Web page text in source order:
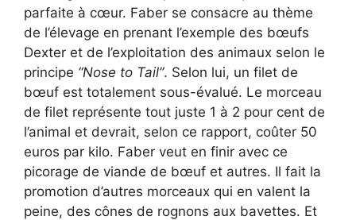
parfaite à cœur. Faber se consacre au thème
de l’élevage en prenant l’exemple des bœufs
Dexter et de l’exploitation des animaux selon le
principe “Nose to Tail”. Selon lui, un filet de
bœuf est totalement sous-évalué. Le morceau
de filet représente tout juste 1 à 2 pour cent de
l’animal et devrait, selon ce rapport, coûter 50
euros par kilo. Faber veut en finir avec ce
picorage de viande de bœuf et autres. Il fait la
promotion d’autres morceaux qui en valent la
peine, des cônes de rognons aux bavettes. Et